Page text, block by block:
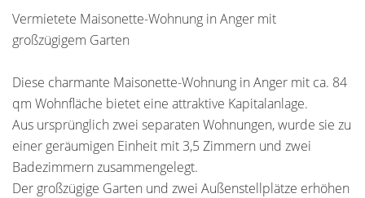
Vermietete Maisonette-Wohnung in Anger mit
großzügigem Garten
Diese charmante Maisonette-Wohnung in Anger mit ca. 84
qm Wohnfläche bietet eine attraktive Kapitalanlage.
Aus ursprünglich zwei separaten Wohnungen, wurde sie zu
einer geräumigen Einheit mit 3,5 Zimmern und zwei
Badezimmern zusammengelegt.
Der großzügige Garten und zwei Außenstellplätze erhöhen